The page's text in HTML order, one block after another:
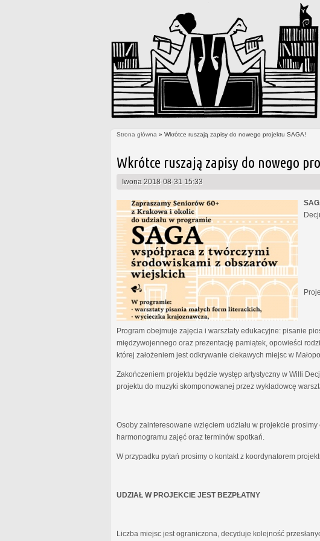
Strona główna » Wkrótce ruszają zapisy do nowego projektu SAGA!
Wkrótce ruszają zapisy do nowego
Iwona 2018-08-31 15:33
Program obejmuje zajęcia i warsztaty edukacyjne: pisanie
międzywojennego oraz prezentację pamiątek, opowieści
której założeniem jest odkrywanie ciekawych miejsc w
Zakończeniem projektu będzie występ artystyczny w Willi
projektu do muzyki skomponowanej przez wykładowcę
Osoby zainteresowane wzięciem udziału w projekcie
harmonogramu zajęć oraz terminów spotkań.
W przypadku pytań prosimy o kontakt z koordynatorem
UDZIAŁ W PROJEKCIE JEST BEZPŁATNY
Liczba miejsc jest ograniczona, decyduje kolejność